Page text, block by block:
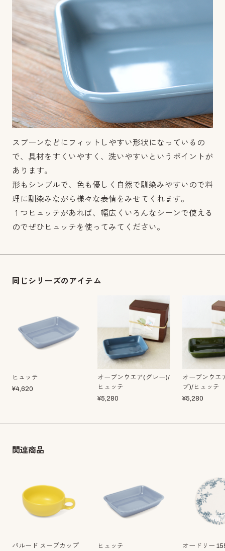
スプーンなどにフィットしやすい形状になっているの
で、具材をすくいやすく、洗いやすいというポイントが
あります。
形もシンプルで、色も優しく自然で馴染みやすいので料
理に馴染みながら様々な表情をみせてくれます。
１つヒュッテがあれば、幅広くいろんなシーンで使える
のでぜひヒュッテを使ってみてください。
同じシリーズのアイテム
ヒュッテ
¥4,620
オーブンウエア(グレー)/
ヒュッテ
¥5,280
オーブンウエ
ブ)/ヒュッテ
¥5,280
関連商品
パルード スープカップ ヒュッテ オードリー